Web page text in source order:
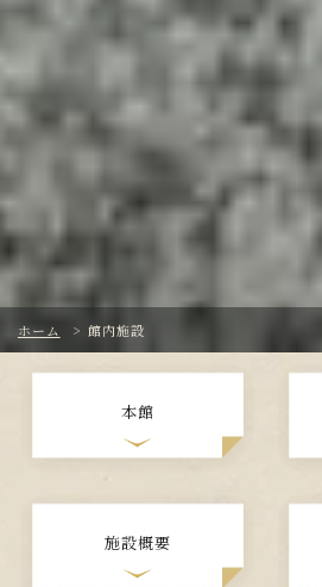
ホーム > 館内施設
本館
施設概要